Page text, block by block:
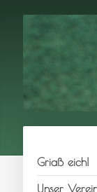
Griaß eich!
Unser